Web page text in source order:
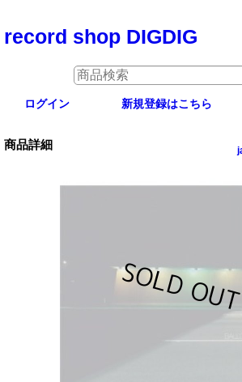
record shop DIGDIG
ログイン 新規登録はこちら
商品詳細